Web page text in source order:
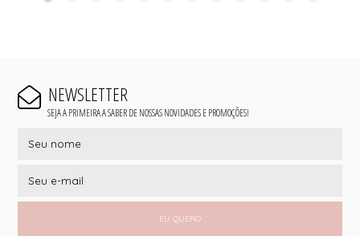
NEWSLETTER
SEJA A PRIMEIRA A SABER DE NOSSAS NOVIDADES E PROMOÇÕES!
EU QUERO